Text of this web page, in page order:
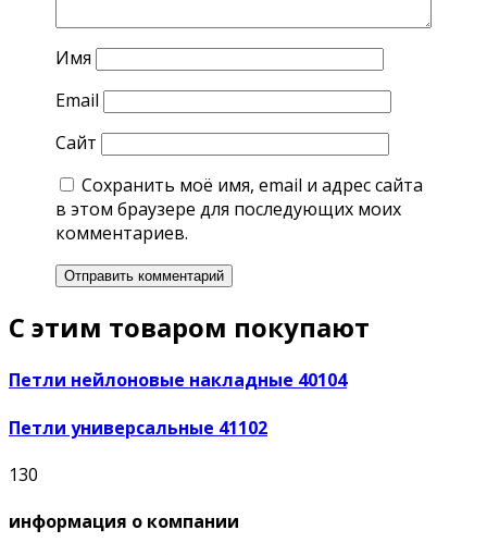
Имя
Email
Сайт
Сохранить моё имя, email и адрес сайта
в этом браузере для последующих моих
комментариев.
С этим товаром покупают
Петли нейлоновые накладные 40104
Петли универсальные 41102
130
информация о компании